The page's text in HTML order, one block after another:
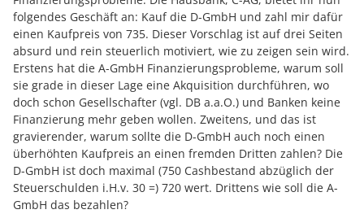
folgendes Geschäft an: Kauf die D-GmbH und zahl mir dafür
einen Kaufpreis von 735. Dieser Vorschlag ist auf drei Seiten
absurd und rein steuerlich motiviert, wie zu zeigen sein wird.
Erstens hat die A-GmbH Finanzierungsprobleme, warum soll
sie grade in dieser Lage eine Akquisition durchführen, wo
doch schon Gesellschafter (vgl. DB a.a.O.) und Banken keine
Finanzierung mehr geben wollen. Zweitens, und das ist
gravierender, warum sollte die D-GmbH auch noch einen
überhöhten Kaufpreis an einen fremden Dritten zahlen? Die
D-GmbH ist doch maximal (750 Cashbestand abzüglich der
Steuerschulden i.H.v. 30 =) 720 wert. Drittens wie soll die A-
GmbH das bezahlen?